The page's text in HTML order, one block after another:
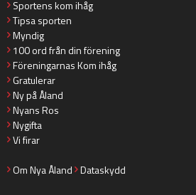
Sportens kom ihåg
Tipsa sporten
Myndig
100 ord från din förening
Föreningarnas Kom ihåg
Gratulerar
Ny på Åland
Nyans Ros
Nygifta
Vi firar
Om Nya Åland Dataskydd